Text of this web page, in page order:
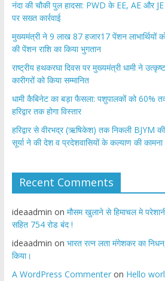
नंदा की चौकी पुल हादसा: PWD के EE, AE और JE
पर सख्त कार्रवाई
मुख्यमंत्री ने 9 लाख 87 हजार17 पेंशन
की पेंशन राशि का किया भुगतान
राष्ट्रीय हथकरघा दिवस पर मुख्यमंत्री धामी ने
कारीगरों को किया सम्मानित
​धामी कैबिनेट का बड़ा फैसला: पशुपालकों को 60%
हरिद्वार तक होगा विस्तार
​हरिद्वार से वीरभद्र (ऋषिकेश) तक निकली BJYM
सूर्या ने की देश व प्रदेशवासियों के कल्याण की कामना
Recent Comments
ideaadmin on मौसम खुलाने से हिमाचल मे
सहित 754 रोड बंद !
ideaadmin on भारत रत्न लता मंगेशकर का
किया।
A WordPress Commenteron Hello